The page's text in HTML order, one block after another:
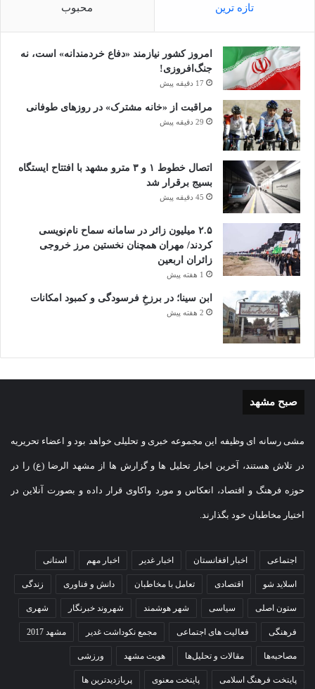
تازه ترین محبوب
امروز کشور نیازمند «دفاع خردمندانه» است، نه
جنگ‌افروزی!
17 دقیقه پیش
مراقبت از «خانه مشترک» در روزهای طوفانی
29 دقیقه پیش
اتصال خطوط ۱ و ۳ مترو مشهد با افتتاح ایستگاه
بسیج برقرار شد
45 دقیقه پیش
۲.۵ میلیون زائر در سامانه سماح نام‌نویسی
کردند/ مهران همچنان نخستین مرز خروجی
زائران اربعین
1 هفته پیش
ابن سینا؛ در برزخِ فرسودگی و کمبود امکانات
2 هفته پیش
صبح مشهد
مشی رسانه ای وظیفه این مجموعه خبری و تحلیلی خواهد بود و اعضاء تحریریه
در تلاش هستند، آخرین اخبار تحلیل ها و گزارش ها از مشهد الرضا (ع) را در
حوزه فرهنگ و اقتصاد، انعکاس و مورد واکاوی قرار داده و بصورت آنلاین در
اختیار مخاطبان خود بگذارند.
اجتماعی اخبار افغانستان اخبار غدیر اخبار مهم استانی
اسلاید شو اقتصادی تعامل با مخاطبان دانش و فناوری زندگی
ستون اصلی سیاسی شهر هوشمند شهروند خبرنگار شهری
فرهنگی فعالیت های اجتماعی مجمع نکوداشت غدیر مشهد 2017
مصاحبه‌ها مقالات و تحلیل‌ها هویت مشهد ورزشی
پایتخت فرهنگ اسلامی پایتخت معنوی پربازدیدترین ها